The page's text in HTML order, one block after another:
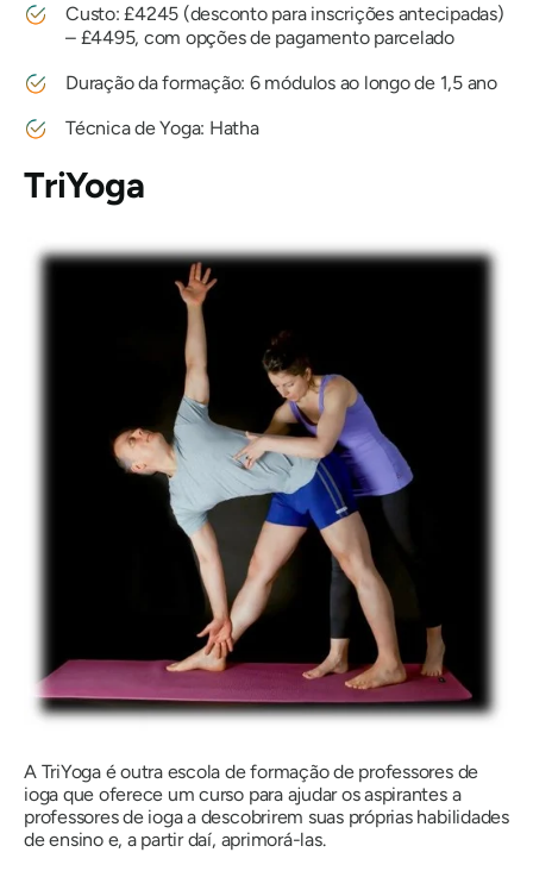
Custo: £4245 (desconto para inscrições antecipadas)
– £4495, com opções de pagamento parcelado
Duração da formação: 6 módulos ao longo de 1,5 ano
Técnica de Yoga: Hatha
TriYoga
A TriYoga é outra escola de formação de professores de
ioga que oferece um curso para ajudar os aspirantes a
professores de ioga a descobrirem suas próprias habilidades
de ensino e, a partir daí, aprimorá-las.